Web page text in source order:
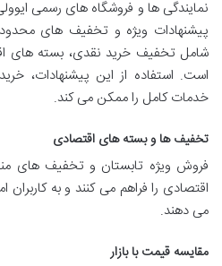
نمایندگی ها و فروشگاه های رسمی
پیشنهادات ویژه و تخفیف های
شامل تخفیف خرید نقدی، بسته های
است. استفاده از این پیشنهادات،
خدمات کامل را ممکن می کند.
تخفیف ها و بسته های اقتصادی
فروش ویژه تابستان و تخفیف های
اقتصادی را فراهم می کنند و به کاربران
می دهند.
مقایسه قیمت با بازار